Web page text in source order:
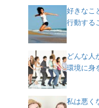
好きなこ
行動する
どんな人
環境に身
私は悪く